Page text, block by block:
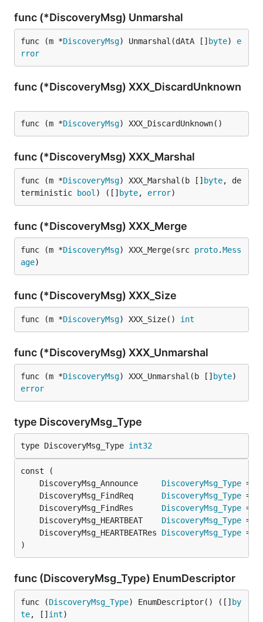
func (*DiscoveryMsg) Unmarshal
func (m *DiscoveryMsg) Unmarshal(dAtA [] byte) e
rror
func (*DiscoveryMsg) XXX_DiscardUnknown
func (m *DiscoveryMsg) XXX_DiscardUnknown()
func (*DiscoveryMsg) XXX_Marshal
func (m *DiscoveryMsg) XXX_Marshal(b [] byte, de
terministic
bool ) ([] byte, error)
func (*DiscoveryMsg) XXX_Merge
func (m *DiscoveryMsg) XXX_Merge(src proto.Mess
age)
func (*DiscoveryMsg) XXX_Size
func (m *DiscoveryMsg) XXX_Size() int
func (*DiscoveryMsg) XXX_Unmarshal
func (m *DiscoveryMsg) XXX_Unmarshal(b [] byte
error
type DiscoveryMsg_Type
type DiscoveryMsg_Type int32
	DiscoveryMsg_Announce
DiscoveryMsg_Type
	DiscoveryMsg_FindReq
DiscoveryMsg_Type
	DiscoveryMsg_FindRes
DiscoveryMsg_Type
	DiscoveryMsg_HEARTBEAT
DiscoveryMsg_Type
	DiscoveryMsg_HEARTBEATRes
DiscoveryMsg_Type
)
func (DiscoveryMsg_Type) EnumDescriptor
func (DiscoveryMsg_Type) EnumDescriptor() ([] by
te, [] int)